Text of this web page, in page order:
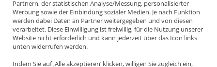
Information:
Product detailed specification
Bore size
Partnern, der statistischen Analyse/Messung, personalisierter
Werbung sowie der Einbindung sozialer Medien. Je nach Funktion
werden dabei Daten an Partner weitergegeben und von diesen
verarbeitet. Diese Einwilligung ist freiwillig, für die Nutzung unserer
Website nicht erforderlich und kann jederzeit über das Icon links
unten widerrufen werden.
Indem Sie auf ‚Alle akzeptieren‘ klicken, willigen Sie zugleich ein,